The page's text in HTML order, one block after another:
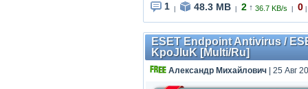
1 48.3 MB 2 ↑ 36.7 KB/s 0
ESET Endpoint Antivirus /
KpoJIuK [Multi/Ru]
Александр Михайлович | 25 Авг